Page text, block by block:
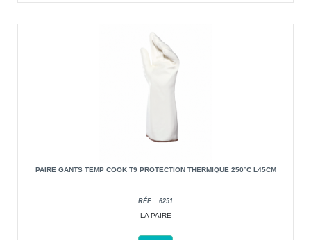
PAIRE GANTS TEMP COOK T9 PROTECTION THERMIQUE 250°C L45CM
RÉF. : 6251
LA PAIRE